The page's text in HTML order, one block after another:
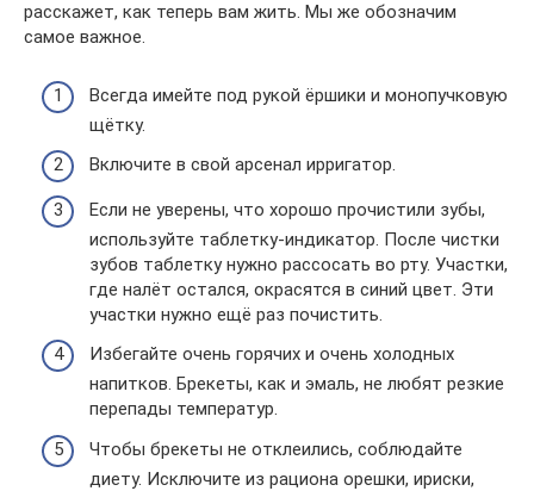
расскажет, как теперь вам жить. Мы же обозначим
самое важное.
Всегда имейте под рукой ёршики и монопучковую
щётку.
Включите в свой арсенал ирригатор.
Если не уверены, что хорошо прочистили зубы,
используйте таблетку-индикатор. После чистки
зубов таблетку нужно рассосать во рту. Участки,
где налёт остался, окрасятся в синий цвет. Эти
участки нужно ещё раз почистить.
Избегайте очень горячих и очень холодных
напитков. Брекеты, как и эмаль, не любят резкие
перепады температур.
Чтобы брекеты не отклеились, соблюдайте
диету. Исключите из рациона орешки, ириски,